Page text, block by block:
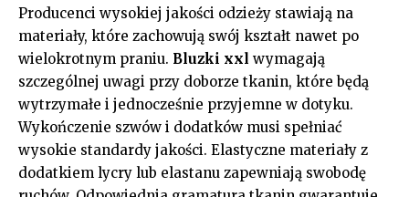
Producenci wysokiej jakości odzieży stawiają na
materiały, które zachowują swój kształt nawet po
wielokrotnym praniu. Bluzki xxl wymagają
szczególnej uwagi przy doborze tkanin, które będą
wytrzymałe i jednocześnie przyjemne w dotyku.
Wykończenie szwów i dodatków musi spełniać
wysokie standardy jakości. Elastyczne materiały z
dodatkiem lycry lub elastanu zapewniają swobodę